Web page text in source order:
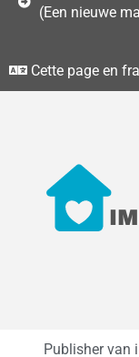
(Een nieuwe
Cette page en
Publisher van